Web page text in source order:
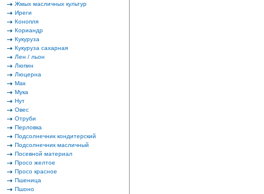
Жмых масличных культур
Иреги
Конопля
Кориандр
Кукуруза
Кукуруза сахарная
Лен / льон
Люпин
Люцерна
Мак
Мука
Нут
Овес
Отруби
Перловка
Подсолнечник кондитерский
Подсолнечник масличный
Посевной материал
Просо желтое
Просо красное
Пшеница
Пшоно